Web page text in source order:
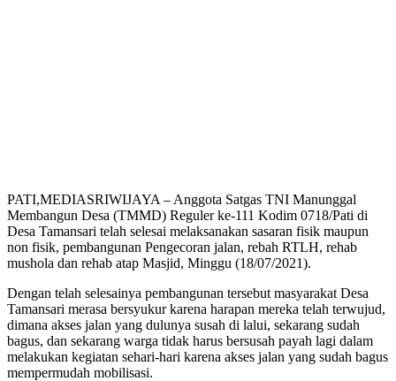
PATI,MEDIASRIWIJAYA – Anggota Satgas TNI Manunggal
Membangun Desa (TMMD) Reguler ke-111 Kodim 0718/Pati di
Desa Tamansari telah selesai melaksanakan sasaran fisik maupun
non fisik, pembangunan Pengecoran jalan, rebah RTLH, rehab
mushola dan rehab atap Masjid, Minggu (18/07/2021).
Dengan telah selesainya pembangunan tersebut masyarakat Desa
Tamansari merasa bersyukur karena harapan mereka telah terwujud,
dimana akses jalan yang dulunya susah di lalui, sekarang sudah
bagus, dan sekarang warga tidak harus bersusah payah lagi dalam
melakukan kegiatan sehari-hari karena akses jalan yang sudah bagus
mempermudah mobilisasi.